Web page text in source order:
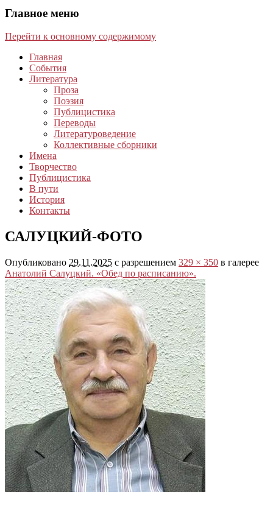
Главное меню
Перейти к основному содержимому
Главная
События
Литература
Проза
Поэзия
Публицистика
Переводы
Литературоведение
Коллективные сборники
Имена
Творчество
Публицистика
В пути
История
Контакты
САЛУЦКИЙ-ФОТО
Опубликовано 29.11.2025 с разрешением 329 × 350 в галерее
Анатолий Салуцкий. «Обед по расписанию».